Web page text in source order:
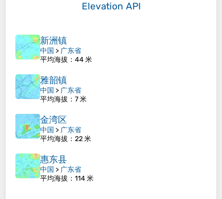
Elevation API
新洲镇
中国 > 广东省
平均海拔 ：44 米
雅韶镇
中国 > 广东省
平均海拔 ：7 米
金湾区
中国 > 广东省
平均海拔 ：22 米
惠东县
中国 > 广东省
平均海拔 ：114 米